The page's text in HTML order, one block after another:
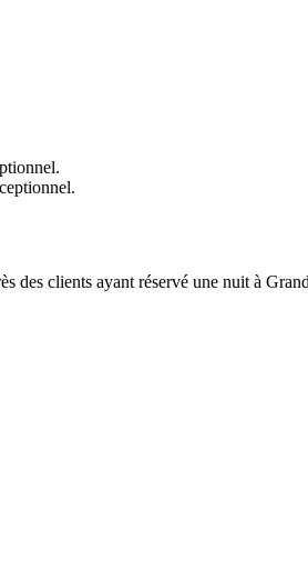
des clients ayant réservé une nuit à